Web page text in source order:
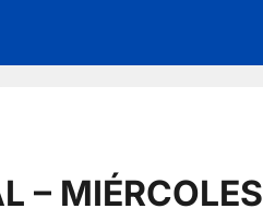
– MIÉRCOLES